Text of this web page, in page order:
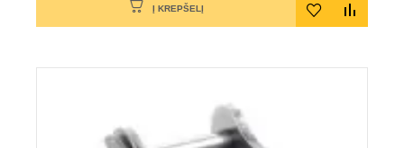
Į KREPŠELĮ